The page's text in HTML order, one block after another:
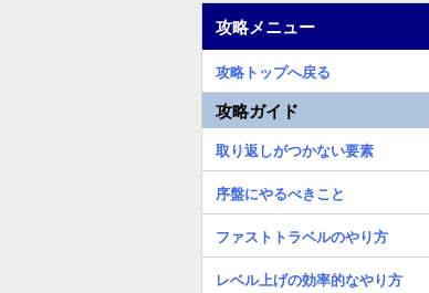
攻略メニュー
攻略トップへ戻る
攻略ガイド
取り返しがつかない要素
序盤にやるべきこと
ファストトラベルのやり方
レベル上げの効率的なやり方